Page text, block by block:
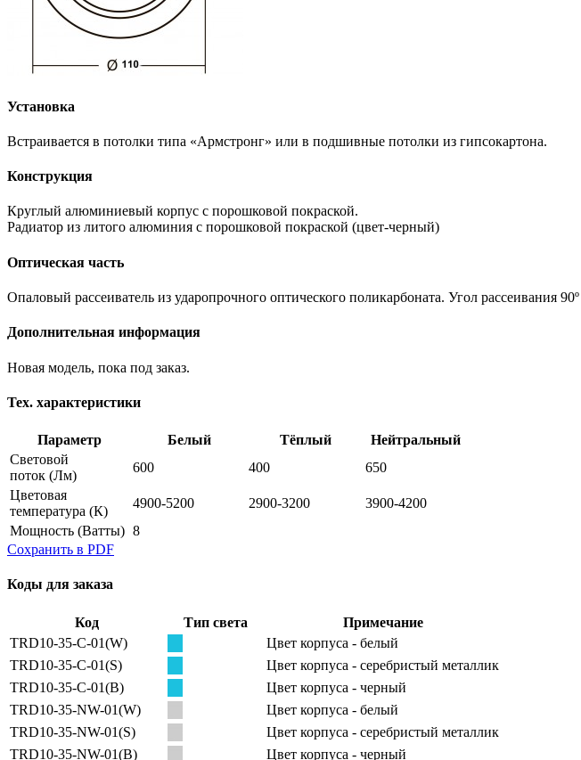
Установка
Встраивается в потолки типа «Армстронг» или в подшивные потолки из гипсокартона.
Конструкция
Круглый алюминиевый корпус с порошковой покраской.
Радиатор из литого алюминия с порошковой покраской (цвет-черный)
Оптическая часть
Опаловый рассеиватель из ударопрочного оптического поликарбоната. Угол рассеивания 90º
Дополнительная информация
Новая модель, пока под заказ.
Тех. характеристики
Параметр Белый Тёплый
Нейтральный
Световой
поток (Лм)
600 400
650
Цветовая
температура (К)
4900-5200 2900-3200
3900-4200
Мощность (Ватты) 8
Сохранить в PDF
Коды для заказа
Код Тип света
Примечание
TRD10-35-C-01(W)
Цвет корпуса - белый
TRD10-35-С-01(S)
Цвет корпуса - серебристый металлик
TRD10-35-C-01(B)
Цвет корпуса - черный
TRD10-35-NW-01(W)
Цвет корпуса - белый
TRD10-35-NW-01(S)
Цвет корпуса - серебристый металлик
TRD10-35-NW-01(B)
Цвет корпуса - черный